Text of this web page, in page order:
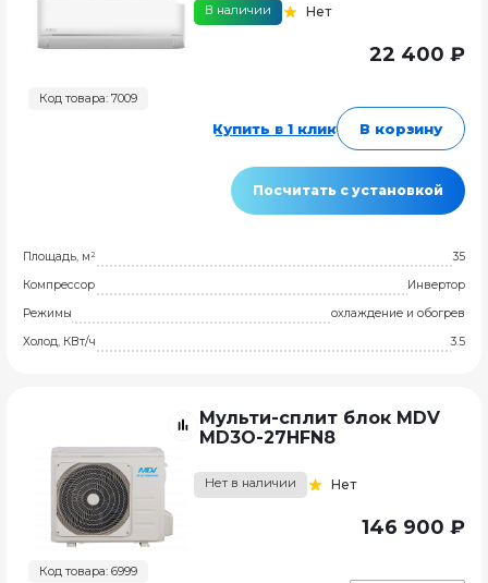
Код товара: 7009
В наличии Нет
22 400 ₽
Купить в 1 клик В корзину
Посчитать с установкой
Площадь, м²
35
Компрессор
Инвертор
Режимы
охлаждение и обогрев
Холод, КВт/ч
3.5
Код товара: 6999
Мульти-сплит блок MDV
MD3O-27HFN8
Нет в наличии Нет
146 900 ₽